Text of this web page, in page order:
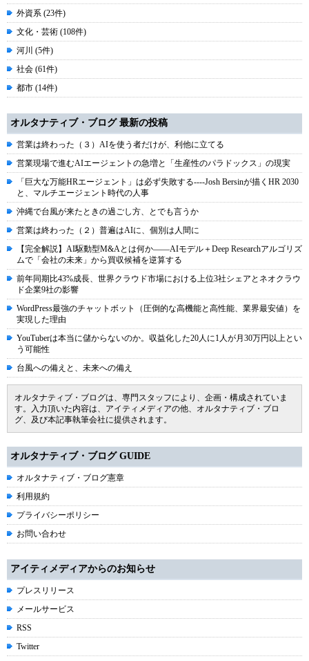
外資系 (23件)
文化・芸術 (108件)
河川 (5件)
社会 (61件)
都市 (14件)
オルタナティブ・ブログ 最新の投稿
営業は終わった（３）AIを使う者だけが、利他に立てる
営業現場で進むAIエージェントの急増と「生産性のパラドックス」の現実
「巨大な万能HRエージェント」は必ず失敗する----Josh Bersinが描くHR 2030
と、マルチエージェント時代の人事
沖縄で台風が来たときの過ごし方、とでも言うか
営業は終わった（２）普遍はAIに、個別は人間に
【完全解説】AI駆動型M&Aとは何か――AIモデル＋Deep Researchアルゴリズ
ムで「会社の未来」から買収候補を逆算する
前年同期比43%成長、世界クラウド市場における上位3社シェアとネオクラウ
ド企業9社の影響
WordPress最強のチャットボット（圧倒的な高機能と高性能、業界最安値）を
実現した理由
YouTuberは本当に儲からないのか。収益化した20人に1人が月30万円以上とい
う可能性
台風への備えと、未来への備え
オルタナティブ・ブログは、専門スタッフにより、企画・構成されていま
す。入力頂いた内容は、アイティメディアの他、オルタナティブ・ブロ
グ、及び本記事執筆会社に提供されます。
オルタナティブ・ブログ GUIDE
オルタナティブ・ブログ憲章
利用規約
プライバシーポリシー
お問い合わせ
アイティメディアからのお知らせ
プレスリリース
メールサービス
RSS
Twitter